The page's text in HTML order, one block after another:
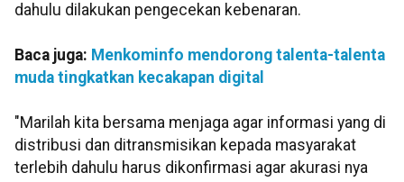
dahulu dilakukan pengecekan kebenaran.
Baca juga: Menkominfo mendorong talenta-talenta
muda tingkatkan kecakapan digital
"Marilah kita bersama menjaga agar informasi yang di
distribusi dan ditransmisikan kepada masyarakat
terlebih dahulu harus dikonfirmasi agar akurasi nya